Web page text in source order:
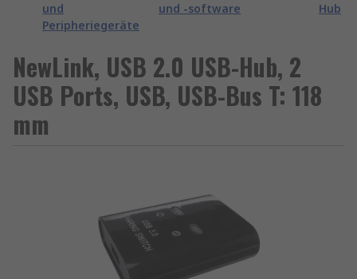
und
Peripheriegeräte
und -software
Hubs
NewLink, USB 2.0 USB-Hub, 2
USB Ports, USB, USB-Bus T: 118
mm